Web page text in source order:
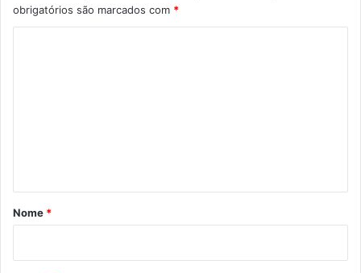
obrigatórios são marcados com *
r
Nome *